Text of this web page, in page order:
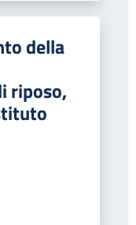
della
riposo,